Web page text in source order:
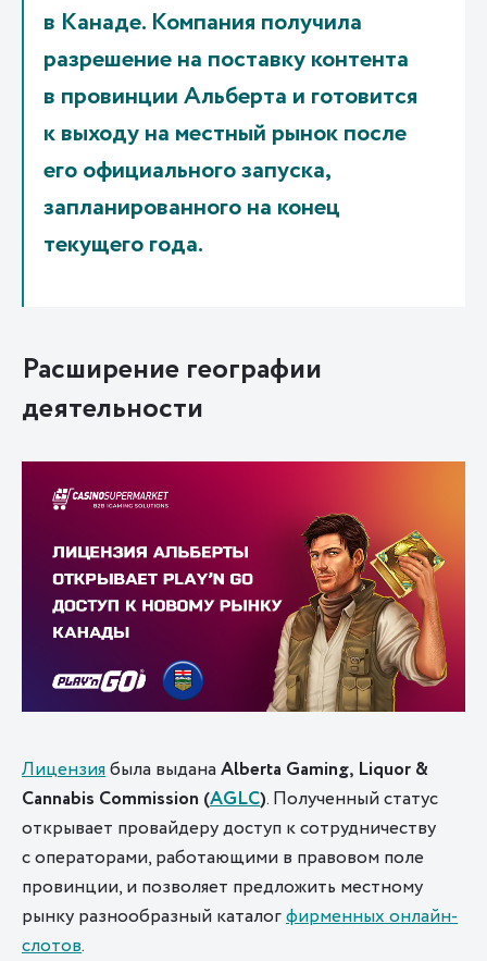
в Канаде. Компания получила
разрешение на поставку контента
в провинции Альберта и готовится
к выходу на местный рынок после
его официального запуска,
запланированного на конец
текущего года.
Расширение географии
деятельности
Лицензиябыла выданаAlberta Gaming, Liquor &
Cannabis Commission (AGLC). Полученный статус
открывает провайдеру доступ к сотрудничеству
с операторами, работающими в правовом поле
провинции, и позволяет предложить местному
рынку разнообразный каталогфирменных онлайн-
слотов.